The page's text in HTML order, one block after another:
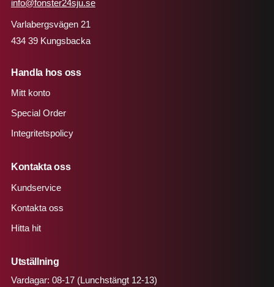
info@fonster24sju.se
Varlabergsvägen 21
434 39 Kungsbacka
Handla hos oss
Mitt konto
Special Order
Integritetspolicy
Kontakta oss
Kundservice
Kontakta oss
Hitta hit
Utställning
Vardagar: 08-17 (Lunchstängt 12-13)